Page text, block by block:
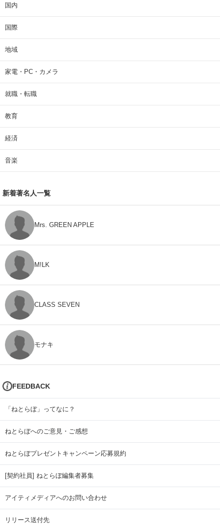
国内
国際
地域
家電・PC・カメラ
就職・転職
教育
経済
音楽
新着著名人一覧
Mrs. GREEN APPLE
M!LK
CLASS SEVEN
モナキ
FEEDBACK
「ねとらぼ」ってなに？
ねとらぼへのご意見・ご感想
ねとらぼプレゼントキャンペーン応募規約
[契約社員] ねとらぼ編集者募集
アイティメディアへのお問い合わせ
リリース送付先